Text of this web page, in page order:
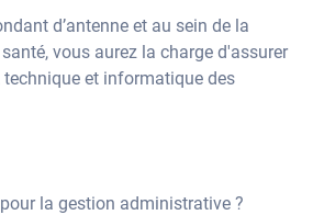
d’antenne et au sein de la
vous aurez la charge d'assurer
et informatique des
la gestion administrative ?